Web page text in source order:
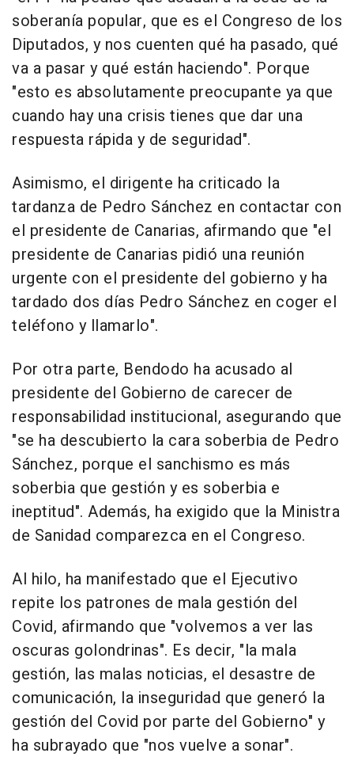
soberanía popular, que es el Congreso de los
Diputados, y nos cuenten qué ha pasado, qué
va a pasar y qué están haciendo". Porque
"esto es absolutamente preocupante ya que
cuando hay una crisis tienes que dar una
respuesta rápida y de seguridad".
Asimismo, el dirigente ha criticado la
tardanza de Pedro Sánchez en contactar con
el presidente de Canarias, afirmando que "el
presidente de Canarias pidió una reunión
urgente con el presidente del gobierno y ha
tardado dos días Pedro Sánchez en coger el
teléfono y llamarlo".
Por otra parte, Bendodo ha acusado al
presidente del Gobierno de carecer de
responsabilidad institucional, asegurando que
"se ha descubierto la cara soberbia de Pedro
Sánchez, porque el sanchismo es más
soberbia que gestión y es soberbia e
ineptitud". Además, ha exigido que la Ministra
de Sanidad comparezca en el Congreso.
Al hilo, ha manifestado que el Ejecutivo
repite los patrones de mala gestión del
Covid, afirmando que "volvemos a ver las
oscuras golondrinas". Es decir, "la mala
gestión, las malas noticias, el desastre de
comunicación, la inseguridad que generó la
gestión del Covid por parte del Gobierno" y
ha subrayado que "nos vuelve a sonar".